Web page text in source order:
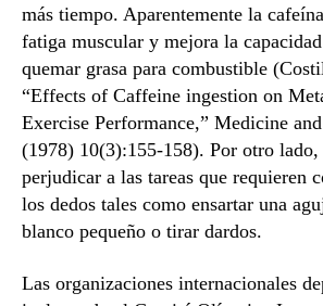
más tiempo. Aparentemente la
fatiga muscular y mejora la
quemar grasa para combustible
“Effects of Caffeine ingestion on
Exercise Performance,” Medicine
(1978) 10(3):155-158). Por otro lado,
perjudicar a las tareas que requieren
los dedos tales como ensartar una
blanco pequeño o tirar dardos.
Las organizaciones internacionales